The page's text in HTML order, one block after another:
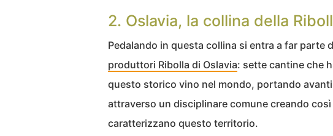
2. Oslavia, la collina della
Pedalando in questa collina si entra a far parte
produttori Ribolla di Oslavia: sette cantine che
questo storico vino nel mondo, portando
attraverso un disciplinare comune creando così
caratterizzano questo territorio.